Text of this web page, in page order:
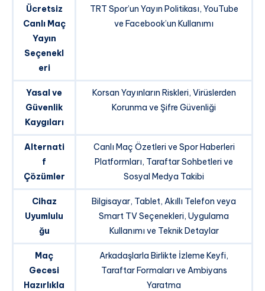
Ücretsiz
Canlı Maç
Yayın
Seçenekl
eri
TRT Spor’un Yayın Politikası, YouTube
ve Facebook’un Kullanımı
Yasal ve
Güvenlik
Kaygıları
Korsan Yayınların Riskleri, Virüslerden
Korunma ve Şifre Güvenliği
Alternati
f
Çözümler
Canlı Maç Özetleri ve Spor Haberleri
Platformları, Taraftar Sohbetleri ve
Sosyal Medya Takibi
Cihaz
Uyumlulu
ğu
Bilgisayar, Tablet, Akıllı Telefon veya
Smart TV Seçenekleri, Uygulama
Kullanımı ve Teknik Detaylar
Maç
Gecesi
Hazırlıkla
Arkadaşlarla Birlikte İzleme Keyfi,
Taraftar Formaları ve Ambiyans
Yaratma